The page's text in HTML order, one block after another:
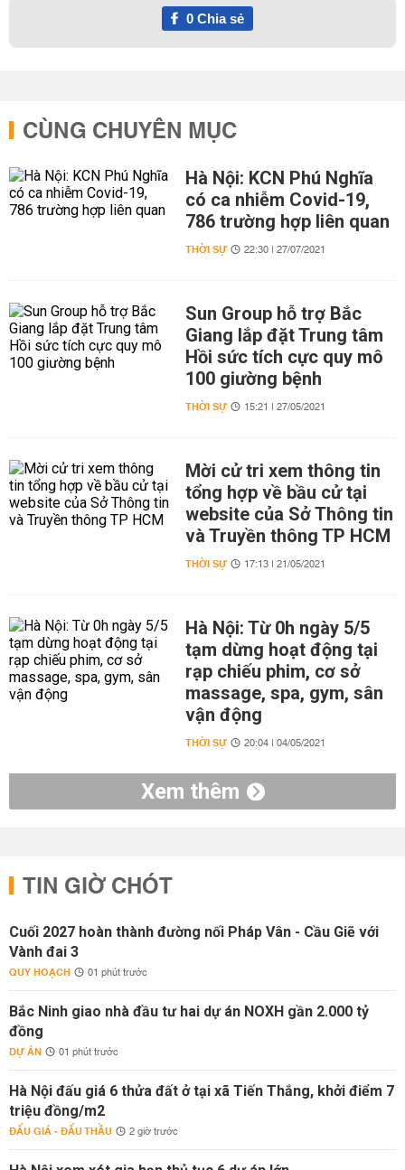
0Chia sẻ
CÙNG CHUYÊN MỤC
Hà Nội: KCN Phú Nghĩa
có ca nhiễm Covid-19,
786 trường hợp liên quan
THỜI SỰ 22:30 | 27/07/2021
Sun Group hỗ trợ Bắc
Giang lắp đặt Trung tâm
Hồi sức tích cực quy mô
100 giường bệnh
THỜI SỰ 15:21 | 27/05/2021
Mời cử tri xem thông tin
tổng hợp về bầu cử tại
website của Sở Thông tin
và Truyền thông TP HCM
THỜI SỰ 17:13 | 21/05/2021
Hà Nội: Từ 0h ngày 5/5
tạm dừng hoạt động tại
rạp chiếu phim, cơ sở
massage, spa, gym, sân
vận động
THỜI SỰ 20:04 | 04/05/2021
Xem thêm
TIN GIỜ CHÓT
Cuối 2027 hoàn thành đường nối Pháp Vân - Cầu Giẽ với
Vành đai 3
QUY HOẠCH 01 phút trước
Bắc Ninh giao nhà đầu tư hai dự án NOXH gần 2.000 tỷ
đồng
DỰ ÁN 01 phút trước
Hà Nội đấu giá 6 thửa đất ở tại xã Tiến Thắng, khởi điểm 7
triệu đồng/m2
ĐẤU GIÁ - ĐẤU THẦU 2 giờ trước